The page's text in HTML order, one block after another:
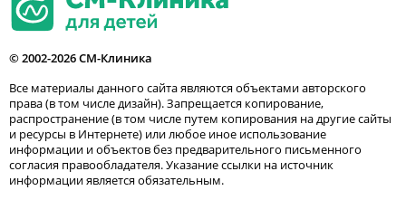
© 2002-2026 СМ-Клиника
Все материалы данного сайта являются объектами авторского
права (в том числе дизайн). Запрещается копирование,
распространение (в том числе путем копирования на другие сайты
и ресурсы в Интернете) или любое иное использование
информации и объектов без предварительного письменного
согласия правообладателя. Указание ссылки на источник
информации является обязательным.